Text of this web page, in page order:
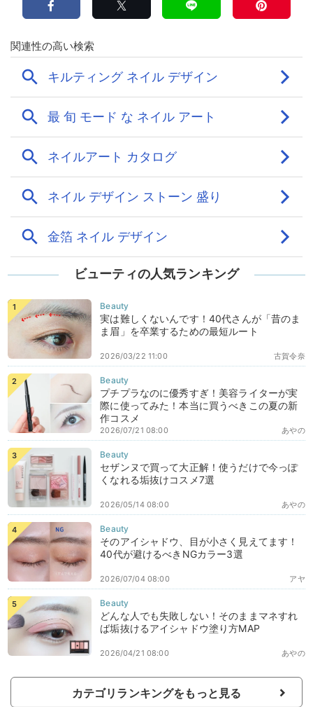
ビューティの人気ランキング
実は難しくないんです！40代さんが「昔のま
ま眉」を卒業するための最短ルート
古賀令奈
2026/03/22 11:00
プチプラなのに優秀すぎ！美容ライターが実
際に使ってみた！本当に買うべきこの夏の新
作コスメ
あやの
2026/07/21 08:00
セザンヌで買って大正解！使うだけで今っぽ
くなれる垢抜けコスメ7選
あやの
2026/05/14 08:00
そのアイシャドウ、目が小さく見えてます！
40代が避けるべきNGカラー3選
アヤ
2026/07/04 08:00
どんな人でも失敗しない！そのままマネすれ
ば垢抜けるアイシャドウ塗り方MAP
あやの
2026/04/21 08:00
カテゴリランキングをもっと見る